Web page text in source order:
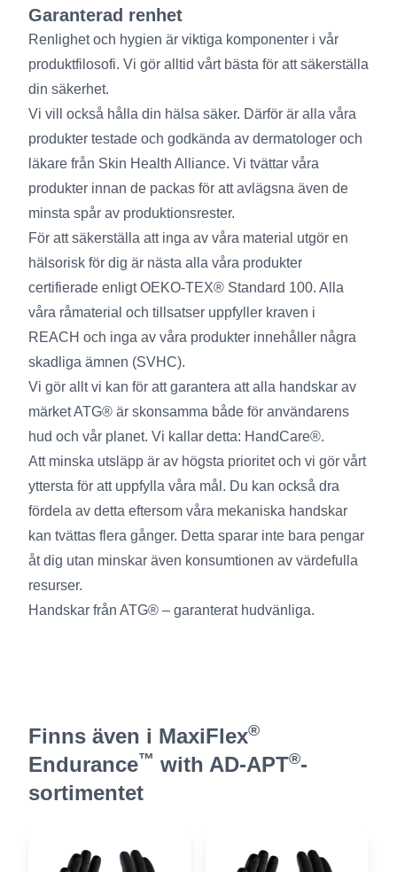
Garanterad renhet
Renlighet och hygien är viktiga komponenter i vår
produktfilosofi. Vi gör alltid vårt bästa för att säkerställa
din säkerhet.
Vi vill också hålla din hälsa säker. Därför är alla våra
produkter testade och godkända av dermatologer och
läkare från Skin Health Alliance. Vi tvättar våra
produkter innan de packas för att avlägsna även de
minsta spår av produktionsrester.
För att säkerställa att inga av våra material utgör en
hälsorisk för dig är nästa alla våra produkter
certifierade enligt OEKO-TEX® Standard 100. Alla
våra råmaterial och tillsatser uppfyller kraven i
REACH och inga av våra produkter innehåller några
skadliga ämnen (SVHC).
Vi gör allt vi kan för att garantera att alla handskar av
märket ATG® är skonsamma både för användarens
hud och vår planet. Vi kallar detta: HandCare®.
Att minska utsläpp är av högsta prioritet och vi gör vårt
yttersta för att uppfylla våra mål. Du kan också dra
fördela av detta eftersom våra mekaniska handskar
kan tvättas flera gånger. Detta sparar inte bara pengar
åt dig utan minskar även konsumtionen av värdefulla
resurser.
Handskar från ATG® – garanterat hudvänliga.
Finns även i MaxiFlex®
Endurance™ with AD-APT®-
sortimentet